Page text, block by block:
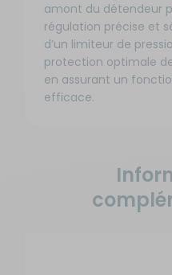
amont du détendeur
régulation précise et
d’un limiteur de
protection optimale
en assurant un
efficace.